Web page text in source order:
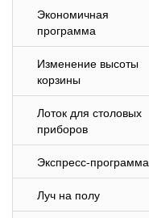
Экономичная
программа
Изменение высоты
корзины
Лоток для столовых
приборов
Экспресс-программа
Луч на полу